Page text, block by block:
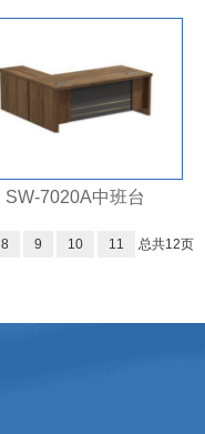
SW-7020A中班台
8 9 10 11 总共12页